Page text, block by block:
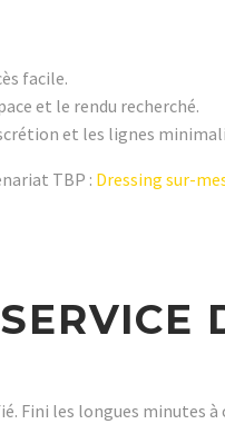
facile.
et le rendu recherché.
et les lignes
TBP : Dressing sur-
Fini les longues minutes